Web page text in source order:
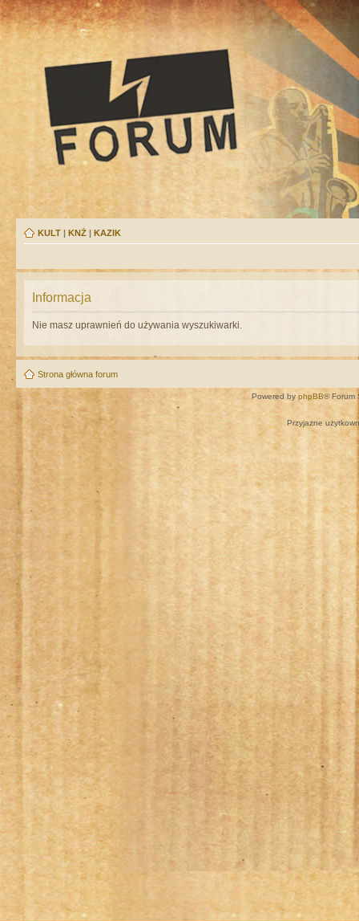
KULT | KNŻ | KAZIK
Informacja
Nie masz uprawnień do używania wyszukiwarki.
Strona główna forum
Powered by phpBB® Forum
Przyjazne